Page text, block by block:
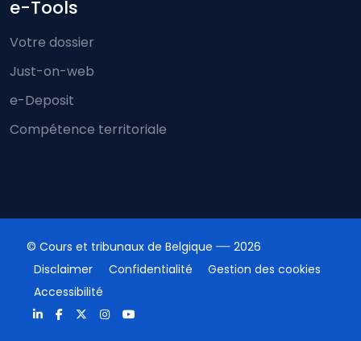
e-Tools
Votre dossier
Just-on-web
e-Deposit
Compétence territoriale
© Cours et tribunaux de Belgique
2026
Disclaimer
Confidentialité
Gestion des cookies
Accessibilité